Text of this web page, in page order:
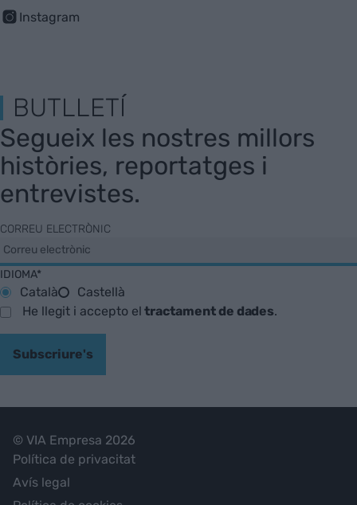
Instagram
BUTLLETÍ
Segueix les nostres millors
històries, reportatges i
entrevistes.
CORREU ELECTRÒNIC
IDIOMA*
Català
Castellà
He llegit i accepto eltractament de dades.
Subscriure's
© VIA Empresa 2026
Política de privacitat
Avís legal